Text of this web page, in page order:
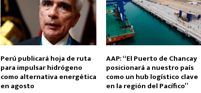
Perú publicará hoja de ruta
para impulsar hidrógeno
como alternativa energética
en agosto
AAP: “El Puerto de Chancay
posicionará a nuestro país
como un hub logístico clave
en la región del Pacífico”